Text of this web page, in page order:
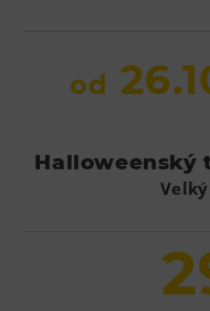
od
Halloweenský